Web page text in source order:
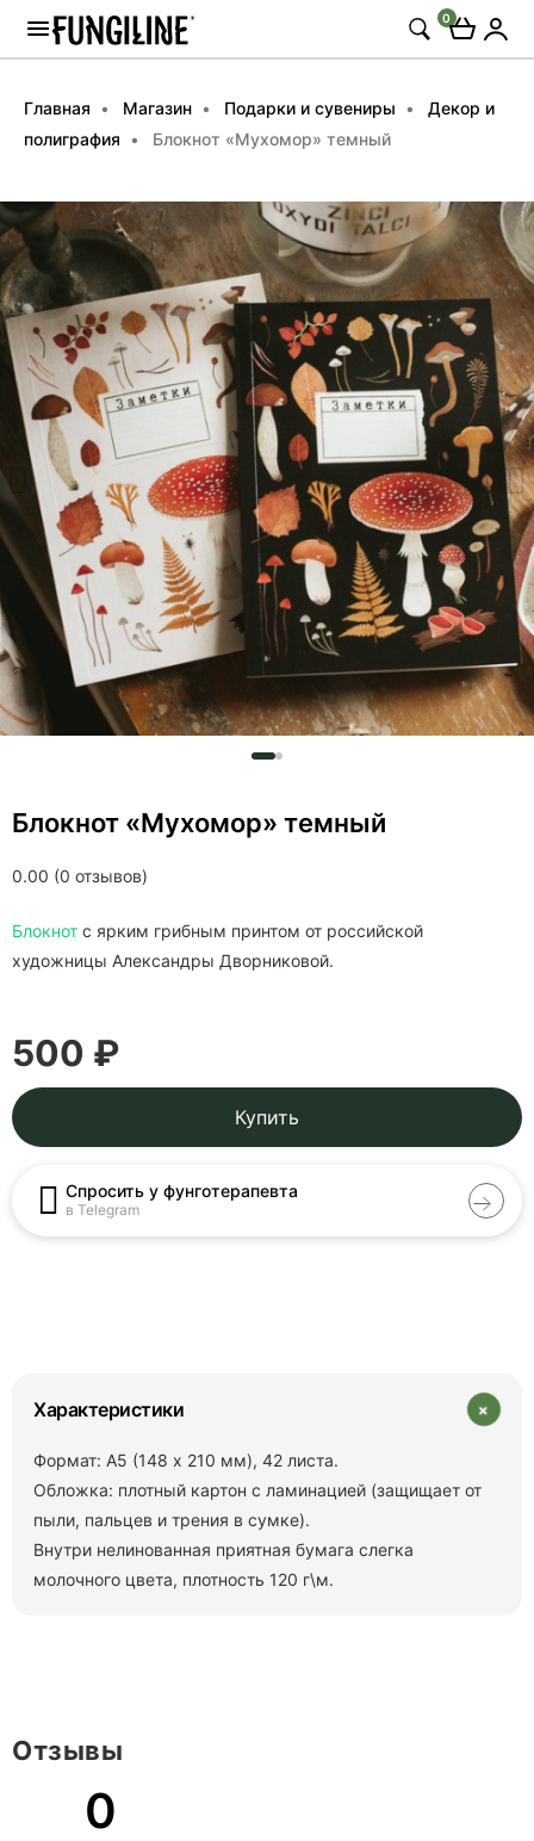
0
Главная Магазин Подарки и сувениры
Декор и
полиграфия
Блокнот «Мухомор» темный
0.00 (0 отзывов)
Блокнот «Мухомор» темный
Блокнот с ярким грибным принтом от российской
художницы Александры Дворниковой.
500 ₽
Купить
Спросить у фунготерапевта
в Telegram
Характеристики +
Формат: А5 (148 х 210 мм), 42 листа.
Обложка: плотный картон с ламинацией (защищает от
пыли, пальцев и трения в сумке).
Внутри нелинованная приятная бумага слегка
молочного цвета, плотность 120 г\м.
0
Отзывы